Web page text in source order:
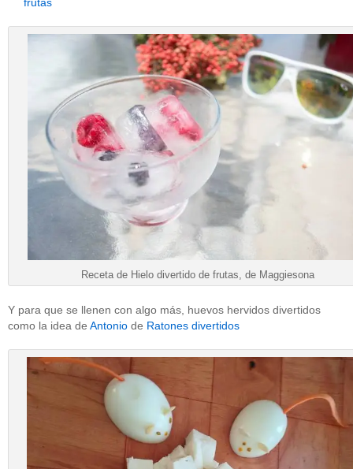
Receta de Hielo divertido de frutas, de Maggiesona
Y para que se llenen con algo más, huevos hervidos divertidos
como la idea de Antonio de Ratones divertidos